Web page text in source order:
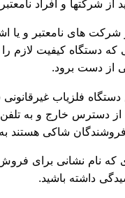
شرکتها و افراد
شرکت های نامعتبر و
دستگاه کیفیت لازم را
از دست برود.
فلزیاب
از دسترس خارج و به
شاکی هستند
که نام نشانی برای
داشته باشید.